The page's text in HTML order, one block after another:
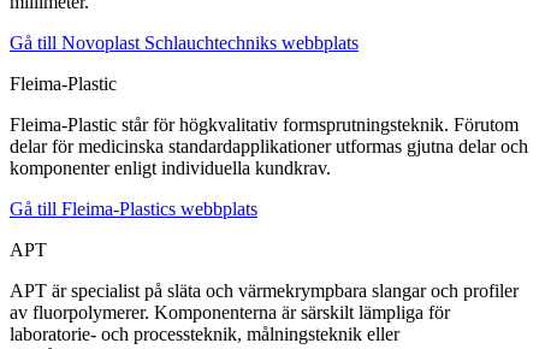
Gå till Novoplast Schlauchtechniks webbplats
Fleima-Plastic
Fleima-Plastic står för högkvalitativ formsprutningsteknik. Förutom
delar för medicinska standardapplikationer utformas gjutna delar och
komponenter enligt individuella kundkrav.
Gå till Fleima-Plastics webbplats
APT
APT är specialist på släta och värmekrympbara slangar och profiler
av fluorpolymerer. Komponenterna är särskilt lämpliga för
laboratorie- och processteknik, målningsteknik eller